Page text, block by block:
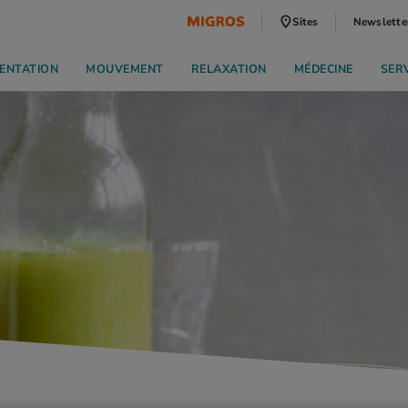
Sites
MOUVEMENT RELAXATION MÉDECINE